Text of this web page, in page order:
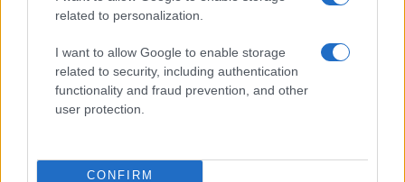
related to personalization.
I want to allow Google to enable storage
related to security, including authentication
functionality and fraud prevention, and other
user protection.
CONFIRM
alle idee scellerate della sinistra radicale e verde e
circolazione in auto o lo stop ai condizionatori
d’estate: sì, robe da matti.
fronte unicocon i governi di Spagna e Grecia,